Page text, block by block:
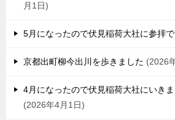
月1日
5月になったので伏見稲荷大社に参拝
京都出町柳今出川を歩きました 2026
4月になったので伏見稲荷大社にいきま
2026年4月1日